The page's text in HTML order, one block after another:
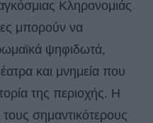
Κληρονομιάς
μπορούν να
ψηφιδωτά,
και μνημεία που
της περιοχής. Η
σημαντικότερους